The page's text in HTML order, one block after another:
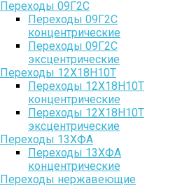
Переходы 09Г2С
Переходы 09Г2С
концентрические
Переходы 09Г2С
эксцентрические
Переходы 12Х18Н10Т
Переходы 12Х18Н10Т
концентрические
Переходы 12Х18Н10Т
эксцентрические
Переходы 13ХФА
Переходы 13ХФА
концентрические
Переходы нержавеющие